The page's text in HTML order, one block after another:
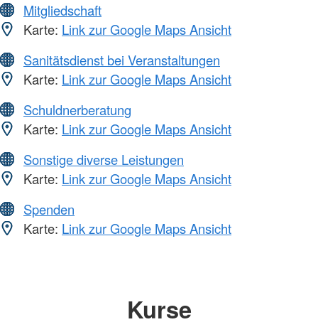
Mitgliedschaft
Karte: Link zur Google Maps Ansicht
Sanitätsdienst bei Veranstaltungen
Karte: Link zur Google Maps Ansicht
Schuldnerberatung
Karte: Link zur Google Maps Ansicht
Sonstige diverse Leistungen
Karte: Link zur Google Maps Ansicht
Spenden
Karte: Link zur Google Maps Ansicht
Kurse